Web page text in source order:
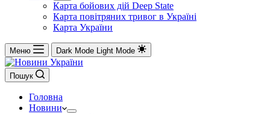
Карта бойових дій Deep State
Карта повітряних тривог в Україні
Карта України
Меню Dark Mode Light Mode
Пошук
Головна
Новини